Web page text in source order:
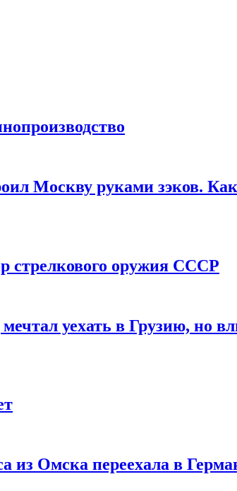
Москву руками зэков.
стрелкового оружия СССР
уехать в Грузию, но
из Омска переехала в